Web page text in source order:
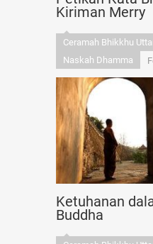
Kiriman Merry
Ceramah Bhikkhu
Naskah Dhamma
Ketuhanan
Buddha